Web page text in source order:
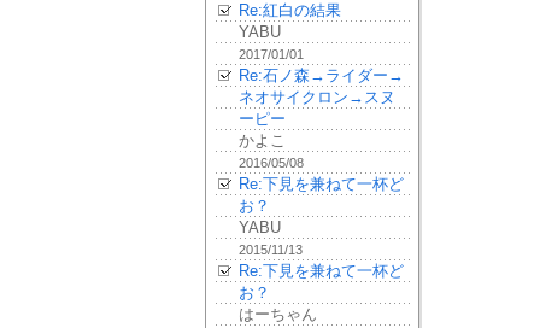
Re:紅白の結果
YABU
2017/01/01
Re:石ノ森→ライダー→
ネオサイクロン→スヌ
ーピー
かよこ
2016/05/08
Re:下見を兼ねて一杯ど
お？
YABU
2015/11/13
Re:下見を兼ねて一杯ど
お？
はーちゃん